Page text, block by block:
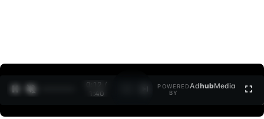
0:12 /
1:40
POWERED
BY
AdhubMedia